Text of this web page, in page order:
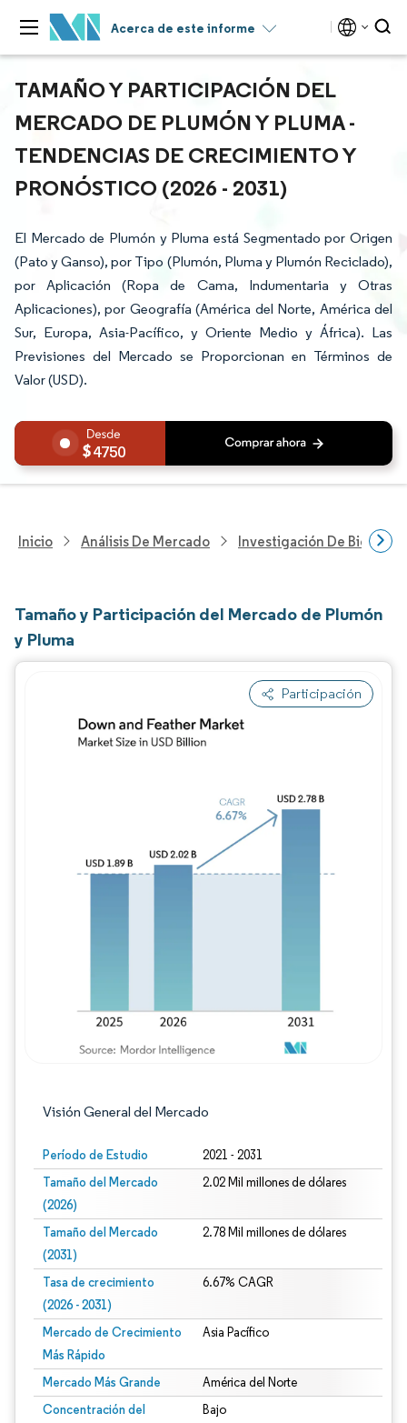
Acerca de este informe
TAMAÑO Y PARTICIPACIÓN DEL
MERCADO DE PLUMÓN Y PLUMA -
TENDENCIAS DE CRECIMIENTO Y
PRONÓSTICO (2026 - 2031)
El Mercado de Plumón y Pluma está Segmentado por Origen
(Pato y Ganso), por Tipo (Plumón, Pluma y Plumón Reciclado),
por Aplicación (Ropa de Cama, Indumentaria y Otras
Aplicaciones), por Geografía (América del Norte, América del
Sur, Europa, Asia-Pacífico, y Oriente Medio y África). Las
Previsiones del Mercado se Proporcionan en Términos de
Valor (USD).
4750
Inicio Análisis De Mercado Investigación De Bienes
Tamaño y Participación del Mercado de Plumón
y Pluma
Participación
Visión General del Mercado
Período de Estudio 2021 - 2031
Tamaño del Mercado
(2026)
2.02 Mil millones de dólares
Tamaño del Mercado
(2031)
2.78 Mil millones de dólares
Tasa de crecimiento
(2026 - 2031)
6.67% CAGR
Mercado de Crecimiento
Más Rápido
Asia Pacífico
Mercado Más Grande América del Norte
Concentración del
Bajo